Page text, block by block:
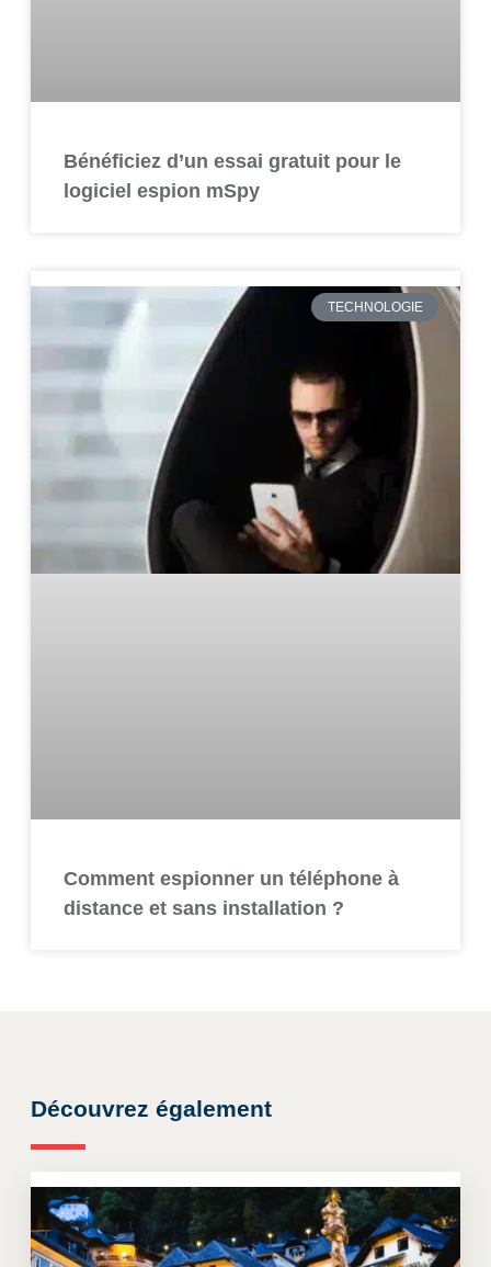
Bénéficiez d’un essai gratuit pour le
logiciel espion mSpy
TECHNOLOGIE
Comment espionner un téléphone à
distance et sans installation ?
Découvrez également